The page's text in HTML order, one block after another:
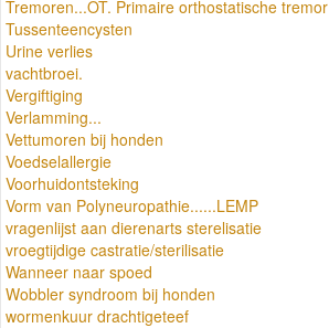
Tremoren...OT. Primaire orthostatische tremor
Tussenteencysten
Urine verlies
vachtbroei.
Vergiftiging
Verlamming...
Vettumoren bij honden
Voedselallergie
Voorhuidontsteking
Vorm van Polyneuropathie......LEMP
vragenlijst aan dierenarts sterelisatie
vroegtijdige castratie/sterilisatie
Wanneer naar spoed
Wobbler syndroom bij honden
wormenkuur drachtigeteef